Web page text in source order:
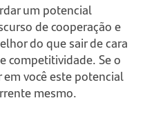
um potencial
de cooperação e
do que sair de cara
competitividade. Se o
você este potencial
mesmo.